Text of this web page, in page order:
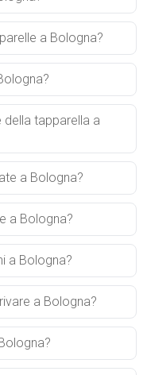
a Bologna?
tapparella a
a Bologna?
a Bologna?
a Bologna?
a Bologna?